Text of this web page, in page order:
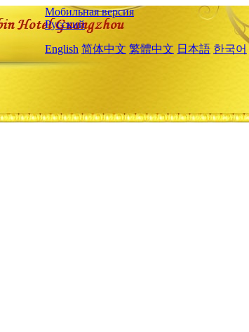
Мобильная версия
Русский
English 简体中文 繁體中文 日本語 한국어